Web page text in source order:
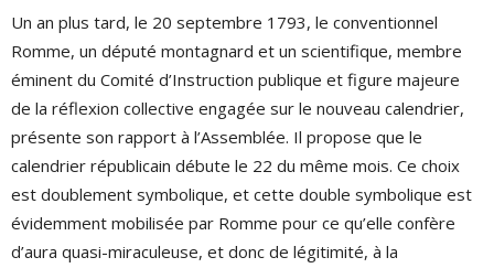
Un an plus tard, le 20 septembre 1793, le conventionnel
Romme, un député montagnard et un scientifique, membre
éminent du Comité d’Instruction publique et figure majeure
de la réflexion collective engagée sur le nouveau calendrier,
présente son rapport à l’Assemblée. Il propose que le
calendrier républicain débute le 22 du même mois. Ce choix
est doublement symbolique, et cette double symbolique est
évidemment mobilisée par Romme pour ce qu’elle confère
d’aura quasi-miraculeuse, et donc de légitimité, à la